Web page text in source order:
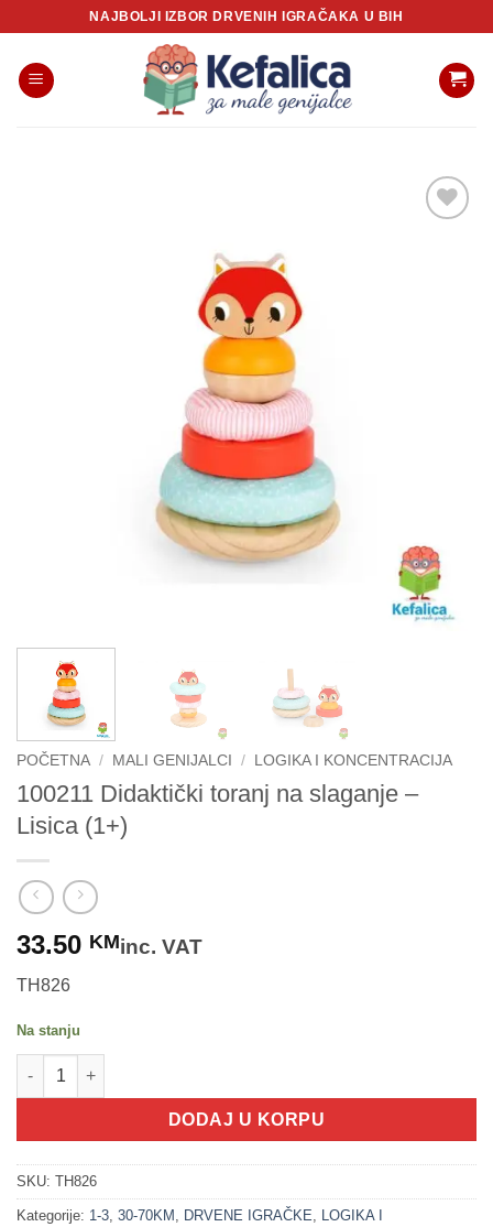
content
NAJBOLJI IZBOR DRVENIH IGRAČAKA U BIH
POČETNA / MALI GENIJALCI / LOGIKA I KONCENTRACIJA
100211 Didaktički toranj na slaganje –
Lisica (1+)
33.50 KMinc. VAT
TH826
Na stanju
100211 Didaktički toranj na slaganje - Lisica (1+) količina
DODAJ U KORPU
SKU: TH826
Kategorije: 1-3 30-70KM DRVENE IGRAČKE
LOGIKA I